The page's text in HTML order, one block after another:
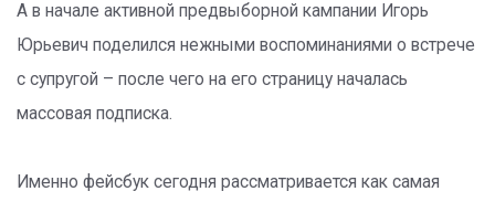
А в начале активной предвыборной кампании Игорь
Юрьевич поделился нежными воспоминаниями о встрече
с супругой – после чего на его страницу началась
массовая подписка.
Именно фейсбук сегодня рассматривается как самая